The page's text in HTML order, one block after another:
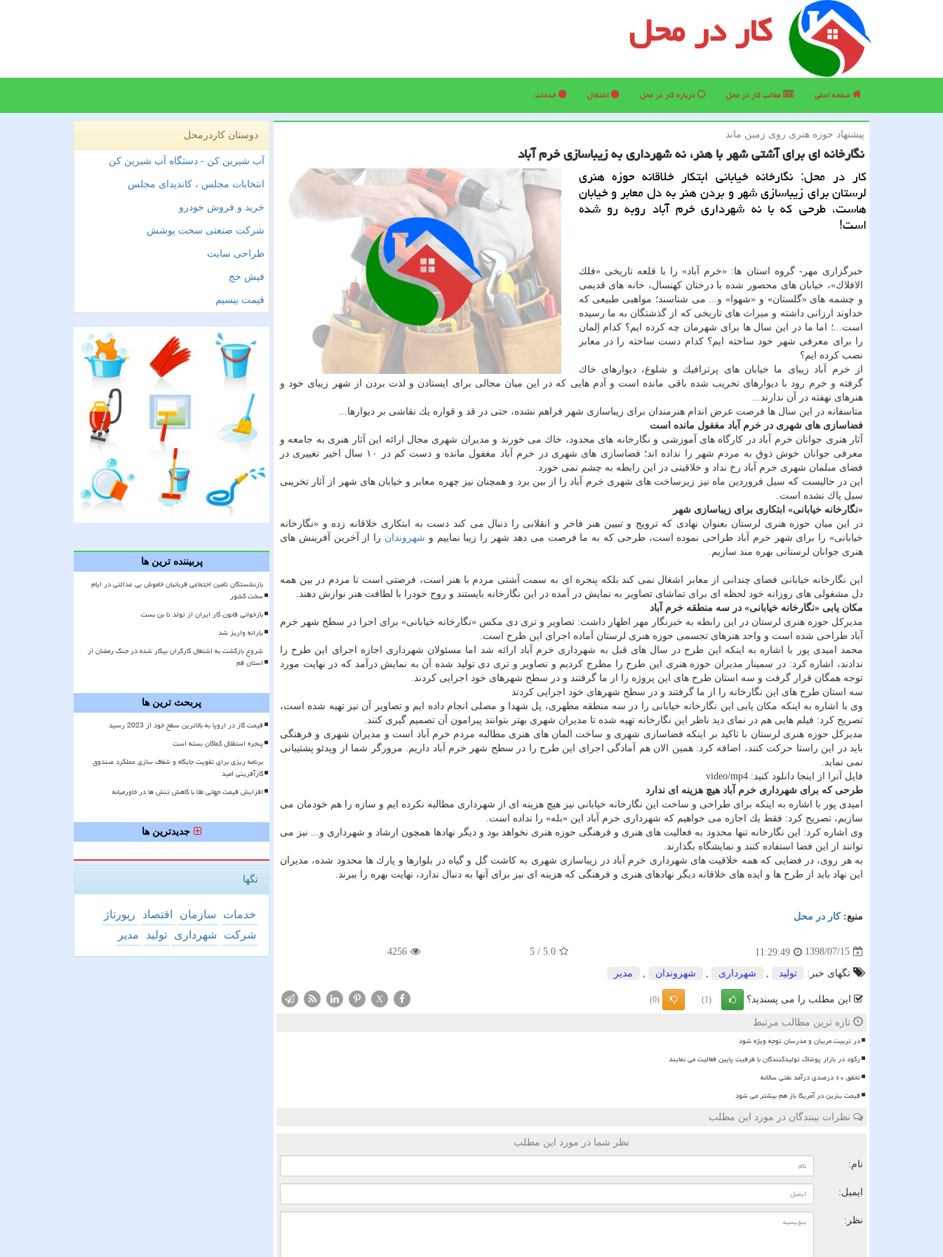
کار در محل
صفحه اصلی مطالب كار در محل درباره كار در محل اشتغال خدمات
پیشنهاد حوزه هنری روی زمین ماند
نگارخانه ای برای آشتی شهر با هنر، نه شهرداری به زیباسازی خرم آباد
كار در محل: نگارخانه خیابانی ابتكار خلاقانه حوزه هنری
لرستان برای زیباسازی شهر و بردن هنر به دل معابر و خیابان
هاست، طرحی كه با نه شهرداری خرم آباد روبه رو شده
است!
خبرگزاری مهر- گروه استان ها: «خرم آباد» را با قلعه تاریخی «فلك
الافلاك»، خیابان های محصور شده با درختان كهنسال، خانه های قدیمی
و چشمه های «گلستان» و «شهوا» و... می شناسند؛ مواهبی طبیعی كه
خداوند ارزانی داشته و میراث های تاریخی كه از گذشتگان به ما رسیده
است...؛ اما ما در این سال ها برای شهرمان چه كرده ایم؟ كدام اِلمان
را برای معرفی شهر خود ساخته ایم؟ كدام دست ساخته را در معابر
نصب كرده ایم؟
از خرم آباد زیبای ما خیابان های پرترافیك و شلوغ، دیوارهای خاك
گرفته و خرم رود با دیوارهای تخریب شده باقی مانده است و آدم هایی كه در این میان مجالی برای ایستادن و لذت بردن از شهر زیبای خود و
هنرهای نهفته در آن ندارند...
متاسفانه در این سال ها فرصت عرض اندام هنرمندان برای زیباسازی شهر فراهم نشده، حتی در قد و قواره یك نقاشی بر دیوارها...
فضاسازی های شهری در خرم آباد مغفول مانده است
آثار هنری جوانان خرم آباد در كارگاه های آموزشی و نگارخانه های محدود، خاك می خورند و مدیران شهری مجال ارائه این آثار هنری به جامعه و
معرفی جوانان خوش ذوق به مردم شهر را نداده اند؛ فضاسازی های شهری در خرم آباد مغفول مانده و دست كم در ۱۰ سال اخیر تغییری در
فضای مبلمان شهری خرم آباد رخ نداد و خلاقیتی در این رابطه به چشم نمی خورد.
این در حالیست كه سیل فروردین ماه نیز زیرساخت های شهری خرم آباد را از بین برد و همچنان نیز چهره معابر و خیابان های شهر از آثار تخریبی
سیل پاك نشده است.
«نگارخانه خیابانی» ابتكاری برای زیباسازی شهر
در این میان حوزه هنری لرستان بعنوان نهادی كه ترویج و تبیین هنر فاخر و انقلابی را دنبال می كند دست به ابتكاری خلاقانه زده و «نگارخانه
خیابانی» را برای شهر خرم آباد طراحی نموده است، طرحی كه به ما فرصت می دهد شهر را زیبا نماییم و شهروندان را از آخرین آفرینش های
هنری جوانان لرستانی بهره مند سازیم.
این نگارخانه خیابانی فضای چندانی از معابر اشغال نمی كند بلكه پنجره ای به سمت آشتی مردم با هنر است، فرصتی است تا مردم در بین همه
دل مشغولی های روزانه خود لحظه ای برای تماشای تصاویر به نمایش در آمده در این نگارخانه بایستند و روح خودرا با لطافت هنر نوازش دهند.
مكان یابی «نگارخانه خیابانی» در سه منطقه خرم آباد
مدیركل حوزه هنری لرستان در این رابطه به خبرنگار مهر اظهار داشت: تصاویر و تری دی مكس «نگارخانه خیابانی» برای اجرا در سطح شهر خرم
آباد طراحی شده است و واحد هنرهای تجسمی حوزه هنری لرستان آماده اجرای این طرح است.
محمد امیدی پور با اشاره به اینكه این طرح در سال های قبل به شهرداری خرم آباد ارائه شد اما مسئولان شهرداری اجازه اجرای این طرح را
ندادند، اشاره كرد: در سمینار مدیران حوزه هنری این طرح را مطرح كردیم و تصاویر و تری دی تولید شده آن به نمایش درآمد كه در نهایت مورد
توجه همگان قرار گرفت و سه استان طرح های این پروژه را از ما گرفتند و در سطح شهرهای خود اجرایی كردند.
سه استان طرح های این نگارخانه را از ما گرفتند و در سطح شهرهای خود اجرایی كردند
وی با اشاره به اینكه مكان یابی این نگارخانه خیابانی را در سه منطقه مطهری، پل شهدا و مصلی انجام داده ایم و تصاویر آن نیز تهیه شده است،
تصریح كرد: فیلم هایی هم در نمای دید ناظر این نگارخانه تهیه شده تا مدیران شهری بهتر بتوانند پیرامون آن تصمیم گیری كنند.
مدیركل حوزه هنری لرستان با تاكید بر اینكه فضاسازی شهری و ساخت المان های هنری مطالبه مردم خرم آباد است و مدیران شهری و فرهنگی
باید در این راستا حركت كنند، اضافه كرد: همین الان هم آمادگی اجرای این طرح را در سطح شهر خرم آباد داریم. مرورگر شما از ویدئو پشتیبانی
نمی نماید.
فایل آنرا از اینجا دانلود كنید: video/mp4
طرحی كه برای شهرداری خرم آباد هیچ هزینه ای ندارد
امیدی پور با اشاره به اینكه برای طراحی و ساخت این نگارخانه خیابانی نیز هیچ هزینه ای از شهرداری مطالبه نكرده ایم و سازه را هم خودمان می
سازیم، تصریح كرد: فقط یك اجازه می خواهیم كه شهرداری خرم آباد این «بله» را نداده است.
وی اشاره كرد: این نگارخانه تنها محدود به فعالیت های هنری و فرهنگی حوزه هنری نخواهد بود و دیگر نهادها همچون ارشاد و شهرداری و... نیز می
توانند از این فضا استفاده كنند و نمایشگاه بگذارند.
به هر روی، در فضایی كه همه خلاقیت های شهرداری خرم آباد در زیباسازی شهری به كاشت گل و گیاه در بلوارها و پارك ها محدود شده، مدیران
این نهاد باید از طرح ها و ایده های خلاقانه دیگر نهادهای هنری و فرهنگی كه هزینه ای نیز برای آنها به دنبال ندارد، نهایت بهره را ببرند.
منبع:كار در محل
1398/07/15
11:29:49
5.0
/
5
4256
تگهای خبر: تولید شهرداری شهروندان مدیر
این مطلب را می پسندید؟ (1)
(0)
X
تازه ترین مطالب مرتبط
در تربیت مربیان و مدرسان توجه ویژه شود
رکود در بازار پوشاک تولیدکنندگان با ظرفیت پایین فعالیت می نمایند
تحقق ۶۰ درصدی درآمد نفتی سالانه
قیمت بنزین در آمریکا باز هم بیشتر می شود
نظرات بینندگان در مورد این مطلب
نظر شما در مورد این مطلب
نام:
ایمیل:
نظر:
دوستان کاردرمحل
آب شیرین کن - دستگاه آب شیرین کن
انتخابات مجلس ، کاندیدای مجلس
خرید و فروش خودرو
شرکت صنعتی سخت پوشش
طراحی سایت
فیش حج
قیمت بیسیم
پربیننده ترین ها
بازنشستگان تأمین اجتماعی قربانیان خاموش بی عدالتی در ایام
سخت کشور
بازخوانی قانون کار ایران از تولد تا بن بست
یارانه واریز شد
شروع بازگشت به اشتغال کارگران بیکار شده در جنگ رمضان از
استان قم
پربحث ترین ها
قیمت گاز در اروپا به بالاترین سطح خود از 2023 رسید
پنجره استقلال کماکان بسته است
برنامه ریزی برای تقویت جایگاه و شفاف سازی عملکرد صندوق
کارآفرینی امید
افزایش قیمت جهانی طلا با کاهش تنش ها در خاورمیانه
جدیدترین ها
تگها
خدمات سازمان اقتصاد
رپورتاژ
شركت
شهرداری تولید مدیر